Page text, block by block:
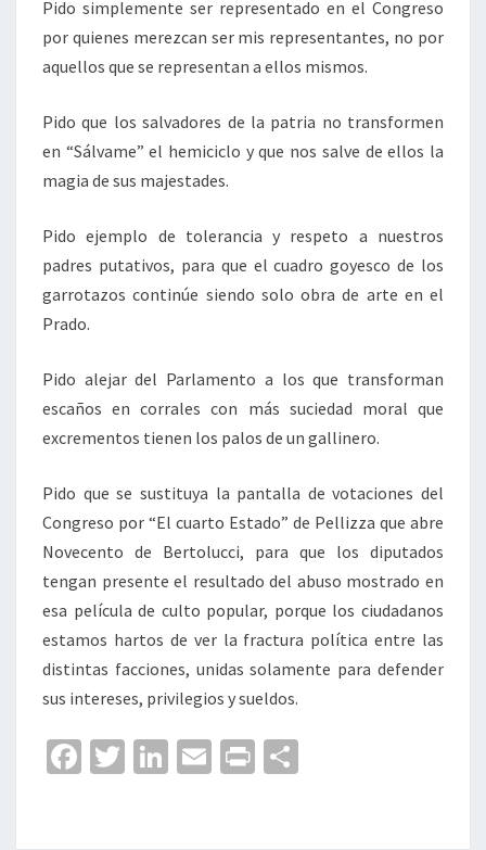
Pido simplemente ser representado en el Congreso
por quienes merezcan ser mis representantes, no por
aquellos que se representan a ellos mismos.
Pido que los salvadores de la patria no transformen
en “Sálvame” el hemiciclo y que nos salve de ellos la
magia de sus majestades.
Pido ejemplo de tolerancia y respeto a nuestros
padres putativos, para que el cuadro goyesco de los
garrotazos continúe siendo solo obra de arte en el
Prado.
Pido alejar del Parlamento a los que transforman
escaños en corrales con más suciedad moral que
excrementos tienen los palos de un gallinero.
Pido que se sustituya la pantalla de votaciones del
Congreso por “El cuarto Estado” de Pellizza que abre
Novecento de Bertolucci, para que los diputados
tengan presente el resultado del abuso mostrado en
esa película de culto popular, porque los ciudadanos
estamos hartos de ver la fractura política entre las
distintas facciones, unidas solamente para defender
sus intereses, privilegios y sueldos.
Fa T
Li
E
Pr